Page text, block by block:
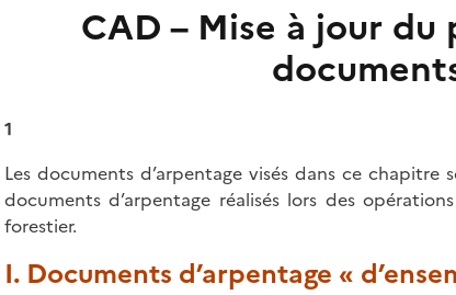
CAD – Mise à jour
1
Les documents d’arpentage visés dans ce chapitre
documents d’arpentage réalisés lors des
forestier.
I. Documents d’arpentage «